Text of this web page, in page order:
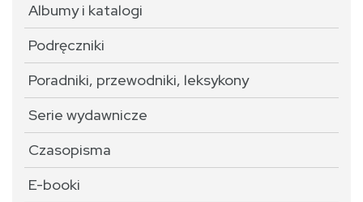
Albumy i katalogi
Podręczniki
Poradniki, przewodniki, leksykony
Serie wydawnicze
Czasopisma
E-booki